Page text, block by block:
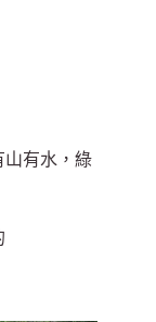
山有水，綠